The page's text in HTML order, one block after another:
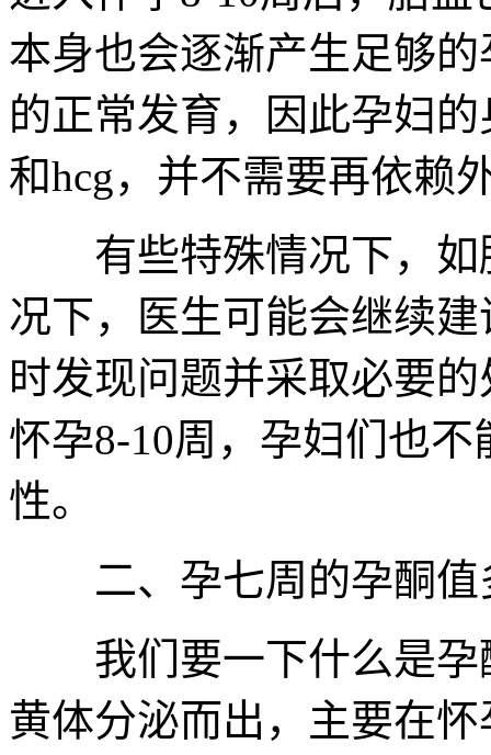
本身也会逐渐产生足够
的正常发育，因此孕妇
和hcg，并不需要再依赖
有些特殊情况下，如
况下，医生可能会继续
时发现问题并采取必要
怀孕8-10周，孕妇们也
性。
二、孕七周的孕酮值
我们要一下什么是孕
黄体分泌而出，主要在